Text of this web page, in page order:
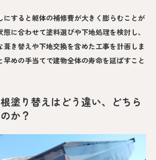
にすると躯体の補修費が大きく膨らむことが
に合わせて塗料選びや下地処理を検討し、
葺き替えや下地交換を含めた工事を計画しま
早めの手当てで建物全体の寿命を延ばすこと
塗り替えはどう違い、どちら
か？